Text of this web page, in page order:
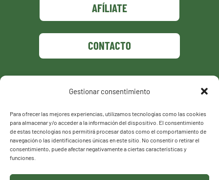
Gestionar consentimiento
Para ofrecer las mejores experiencias, utilizamos tecnologías como las cookies
para almacenar y/o acceder a la información del dispositivo. El consentimiento
de estas tecnologías nos permitirá procesar datos como el comportamiento de
navegación o las identificaciones únicas en este sitio. No consentir o retirar el
consentimiento, puede afectar negativamente a ciertas características y
funciones.
AFÍLIATE
CONTACTO